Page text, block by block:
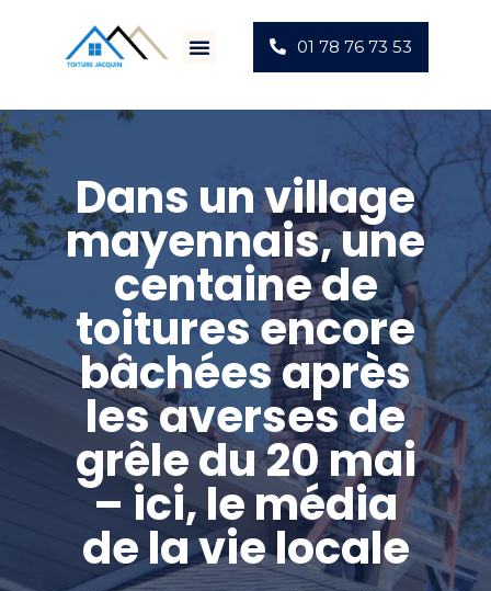
01 78 76 73 53
Dans un village
mayennais, une
centaine de
toitures encore
bâchées après
les averses de
grêle du 20 mai
– ici, le média
de la vie locale